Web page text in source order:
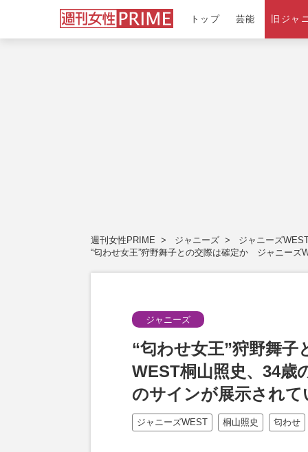
トップ 芸能 旧ジャ
週刊女性PRIME ジャニーズ
ジャニーズ
“匂わせ女王”狩野舞子との交際は確定か ジャニーズ
ジャニーズ
“匂わせ女王”狩野舞
WEST桐山照史、34歳
のサインが展示され
ジャニーズWEST 桐山照史 匂わせ